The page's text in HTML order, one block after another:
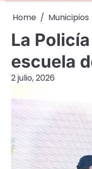
Home Municipios
La
escuela
2 julio, 2026